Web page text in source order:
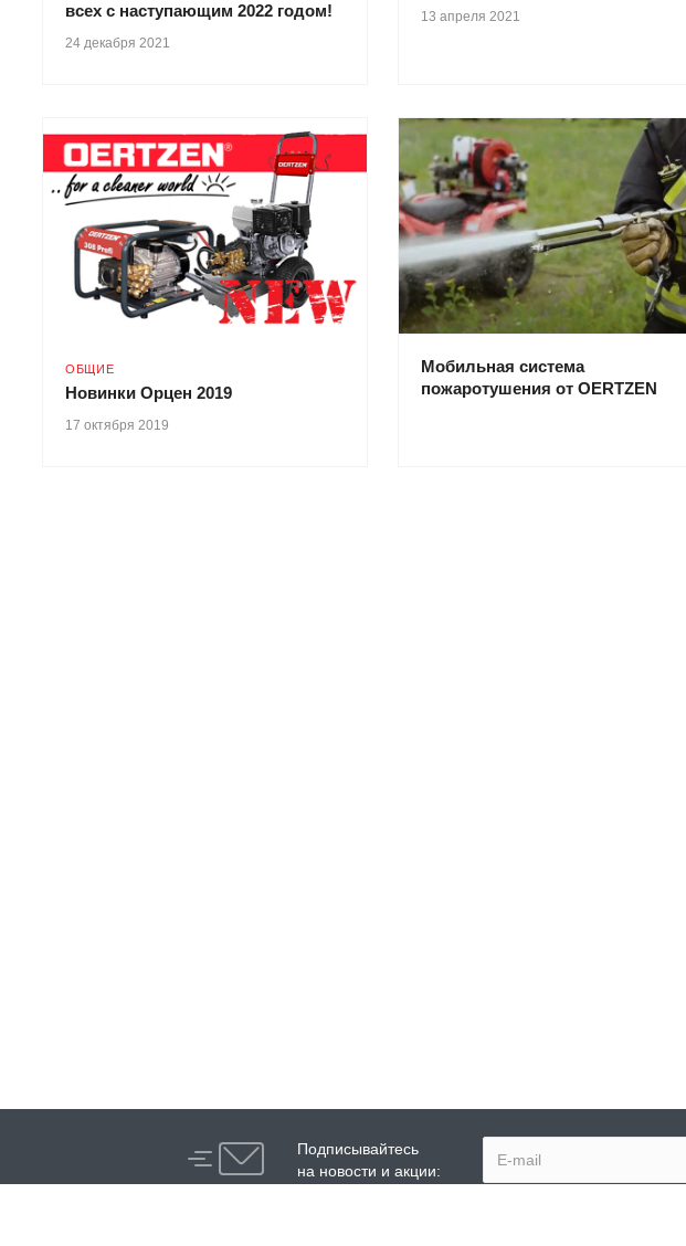
всех с наступающим 2022 годом!
24 декабря 2021
13 апреля 2021
ОБЩИЕ
Новинки Орцен 2019
17 октября 2019
Мобильная система
пожаротушения от OERTZEN
Подписывайтесь
на новости и акции: